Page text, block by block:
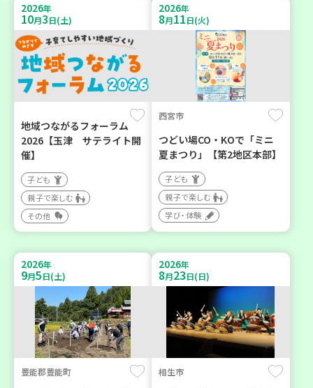
2026年
10月3日(土)
地域つながるフォーラム
2026【玉津 サテライト開
催】
子ども
親子で楽しむ
その他
2026年
8月11日(火)
西宮市
つどい場CO・KOで「ミニ
夏まつり」【第2地区本部】
子ども
親子で楽しむ
学び・体験
2026年
9月5日(土)
豊能郡豊能町
2026年
8月23日(日)
相生市